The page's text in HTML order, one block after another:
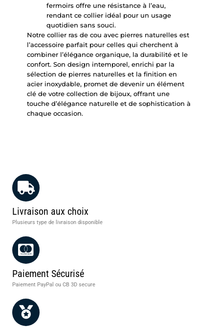
fermoirs offre une résistance à l’eau,
rendant ce collier idéal pour un usage
quotidien sans souci.
Notre collier ras de cou avec pierres naturelles est
l’accessoire parfait pour celles qui cherchent à
combiner l’élégance organique, la durabilité et le
confort. Son design intemporel, enrichi par la
sélection de pierres naturelles et la finition en
acier inoxydable, promet de devenir un élément
clé de votre collection de bijoux, offrant une
touche d’élégance naturelle et de sophistication à
chaque occasion.
Livraison aux choix
Plusieurs type de livraison disponible
Paiement Sécurisé
Paiement PayPal ou CB 3D secure